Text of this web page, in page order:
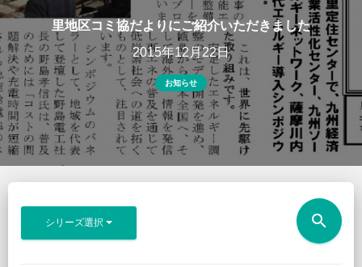
里地区コミ協だよりにご紹介いただきました
2015年12月22日
お知らせ
シリーズ選択 search